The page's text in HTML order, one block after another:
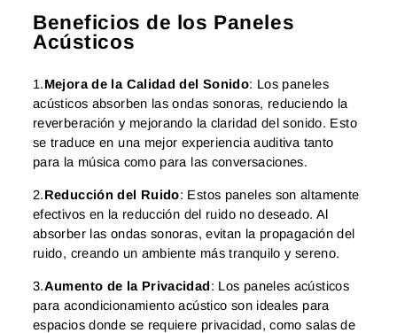
Beneficios de los Paneles
Acústicos
1.Mejora de la Calidad del Sonido: Los paneles
acústicos absorben las ondas sonoras, reduciendo la
reverberación y mejorando la claridad del sonido. Esto
se traduce en una mejor experiencia auditiva tanto
para la música como para las conversaciones.
2.Reducción del Ruido: Estos paneles son altamente
efectivos en la reducción del ruido no deseado. Al
absorber las ondas sonoras, evitan la propagación del
ruido, creando un ambiente más tranquilo y sereno.
3.Aumento de la Privacidad: Los paneles acústicos
para acondicionamiento acústico son ideales para
espacios donde se requiere privacidad, como salas de